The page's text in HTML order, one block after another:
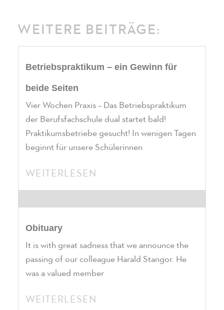
WEITERE BEITRÄGE:
Betriebspraktikum – ein Gewinn für
beide Seiten
Vier Wochen Praxis – Das Betriebspraktikum
der Berufsfachschule dual startet bald!
Praktikumsbetriebe gesucht! In wenigen Tagen
beginnt für unsere Schülerinnen
WEITERLESEN
Obituary
It is with great sadness that we announce the
passing of our colleague Harald Stangor. He
was a valued member
WEITERLESEN